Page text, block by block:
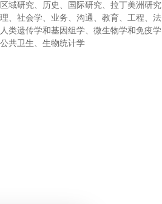
域研究、历史、国际研究、拉丁美洲研究
、社会学、业务、沟通、教育、工程、法
类遗传学和基因组学、微生物学和免疫学
共卫生、生物统计学